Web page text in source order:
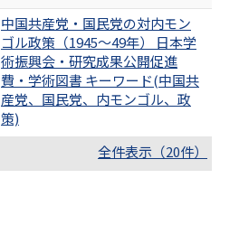
中国共産党・国民党の対内モン
ゴル政策（1945～49年） 日本学
術振興会・研究成果公開促進
費・学術図書 キーワード(中国共
産党、国民党、内モンゴル、政
策)
全件表示（20件）